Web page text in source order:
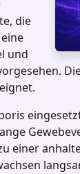
die
und
einer